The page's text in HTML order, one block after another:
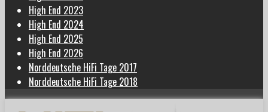
High End 2023
High End 2024
High End 2025
High End 2026
Norddeutsche HiFi Tage 2017
Norddeutsche HiFi Tage 2018